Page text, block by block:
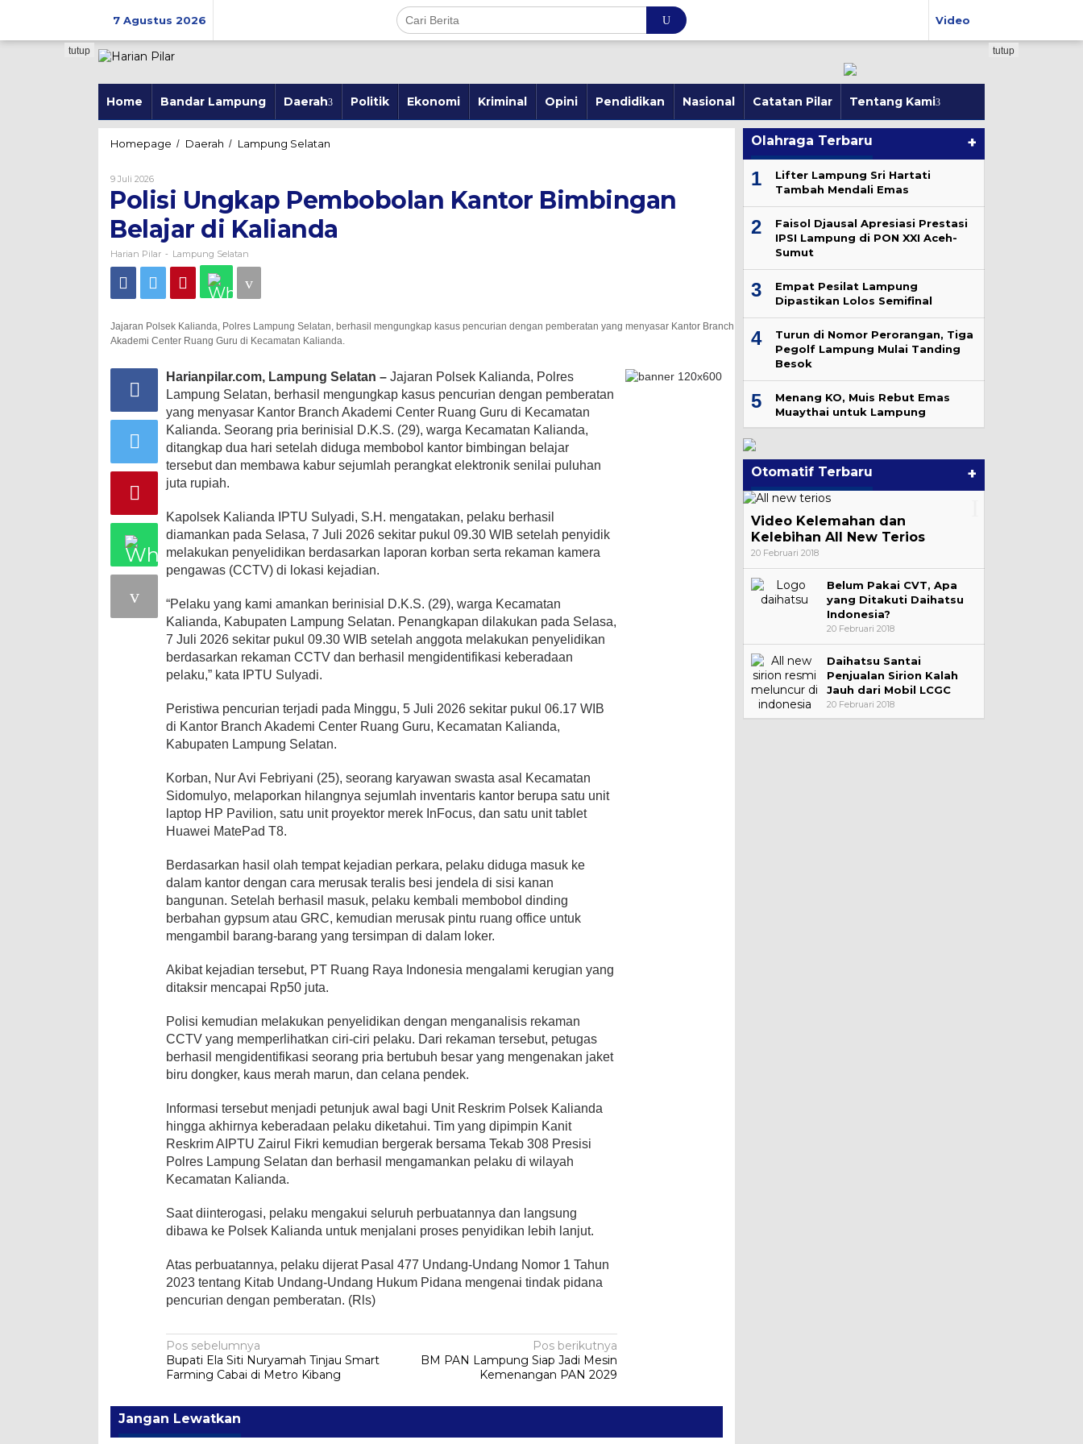
7 Agustus 2026 Video
Home Bandar Lampung Daerah Politik Ekonomi Kriminal Opini Pendidikan Nasional Catatan Pilar Tentang Kami
tutup tutup
Homepage / Daerah / Lampung Selatan
Bimbingan
di
9 Juli 2026Oleh
Harian
Pilar
Polisi Ungkap Pembobolan Kantor Bimbingan
Belajar di Kalianda
Harian Pilar - Lampung Selatan
Jajaran Polsek Kalianda, Polres Lampung Selatan, berhasil mengungkap kasus pencurian dengan pemberatan yang menyasar Kantor Branch
Akademi Center Ruang Guru di Kecamatan Kalianda.
Harianpilar.com, Lampung Selatan –Jajaran Polsek Kalianda, Polres
Lampung Selatan, berhasil mengungkap kasus pencurian dengan pemberatan
yang menyasar Kantor Branch Akademi Center Ruang Guru di Kecamatan
Kalianda. Seorang pria berinisial D.K.S. (29), warga Kecamatan Kalianda,
ditangkap dua hari setelah diduga membobol kantor bimbingan belajar
tersebut dan membawa kabur sejumlah perangkat elektronik senilai puluhan
juta rupiah.
Kapolsek Kalianda IPTU Sulyadi, S.H. mengatakan, pelaku berhasil
diamankan pada Selasa, 7 Juli 2026 sekitar pukul 09.30 WIB setelah penyidik
melakukan penyelidikan berdasarkan laporan korban serta rekaman kamera
pengawas (CCTV) di lokasi kejadian.
“Pelaku yang kami amankan berinisial D.K.S. (29), warga Kecamatan
Kalianda, Kabupaten Lampung Selatan. Penangkapan dilakukan pada Selasa,
7 Juli 2026 sekitar pukul 09.30 WIB setelah anggota melakukan penyelidikan
berdasarkan rekaman CCTV dan berhasil mengidentifikasi keberadaan
pelaku,” kata IPTU Sulyadi.
Peristiwa pencurian terjadi pada Minggu, 5 Juli 2026 sekitar pukul 06.17 WIB
di Kantor Branch Akademi Center Ruang Guru, Kecamatan Kalianda,
Kabupaten Lampung Selatan.
Korban, Nur Avi Febriyani (25), seorang karyawan swasta asal Kecamatan
Sidomulyo, melaporkan hilangnya sejumlah inventaris kantor berupa satu unit
laptop HP Pavilion, satu unit proyektor merek InFocus, dan satu unit tablet
Huawei MatePad T8.
Berdasarkan hasil olah tempat kejadian perkara, pelaku diduga masuk ke
dalam kantor dengan cara merusak teralis besi jendela di sisi kanan
bangunan. Setelah berhasil masuk, pelaku kembali membobol dinding
berbahan gypsum atau GRC, kemudian merusak pintu ruang office untuk
mengambil barang-barang yang tersimpan di dalam loker.
Akibat kejadian tersebut, PT Ruang Raya Indonesia mengalami kerugian yang
ditaksir mencapai Rp50 juta.
Polisi kemudian melakukan penyelidikan dengan menganalisis rekaman
CCTV yang memperlihatkan ciri-ciri pelaku. Dari rekaman tersebut, petugas
berhasil mengidentifikasi seorang pria bertubuh besar yang mengenakan jaket
biru dongker, kaus merah marun, dan celana pendek.
Informasi tersebut menjadi petunjuk awal bagi Unit Reskrim Polsek Kalianda
hingga akhirnya keberadaan pelaku diketahui. Tim yang dipimpin Kanit
Reskrim AIPTU Zairul Fikri kemudian bergerak bersama Tekab 308 Presisi
Polres Lampung Selatan dan berhasil mengamankan pelaku di wilayah
Kecamatan Kalianda.
Saat diinterogasi, pelaku mengakui seluruh perbuatannya dan langsung
dibawa ke Polsek Kalianda untuk menjalani proses penyidikan lebih lanjut.
Atas perbuatannya, pelaku dijerat Pasal 477 Undang-Undang Nomor 1 Tahun
2023 tentang Kitab Undang-Undang Hukum Pidana mengenai tindak pidana
pencurian dengan pemberatan. (Rls)
Navigasi
pos
Pos sebelumnya
Bupati Ela Siti Nuryamah Tinjau Smart
Farming Cabai di Metro Kibang
Pos berikutnya
BM PAN Lampung Siap Jadi Mesin
Kemenangan PAN 2029
Jangan Lewatkan
Olahraga Terbaru +
1
Lifter Lampung Sri Hartati
Tambah Mendali Emas
2
Faisol Djausal Apresiasi Prestasi
IPSI Lampung di PON XXI Aceh-
Sumut
3
Empat Pesilat Lampung
Dipastikan Lolos Semifinal
4
Turun di Nomor Perorangan, Tiga
Pegolf Lampung Mulai Tanding
Besok
5
Menang KO, Muis Rebut Emas
Muaythai untuk Lampung
Otomatif Terbaru +
Video Kelemahan dan
Kelebihan All New Terios
20 Februari 2018
Belum Pakai CVT, Apa
yang Ditakuti Daihatsu
Indonesia?
20 Februari 2018
Daihatsu Santai
Penjualan Sirion Kalah
Jauh dari Mobil LCGC
20 Februari 2018